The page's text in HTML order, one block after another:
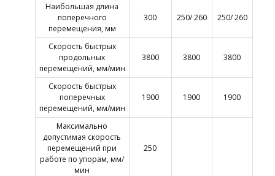
Наибольшая длина
поперечного
перемещения, мм
300 250/ 260 250/ 260
Скорость быстрых
продольных
перемещений, мм/мин
3800 3800 3800
Скорость быстрых
поперечных
перемещений, мм/мин
1900 1900 1900
Максимально
допустимая скорость
перемещений при
работе по упорам, мм/
мин
250